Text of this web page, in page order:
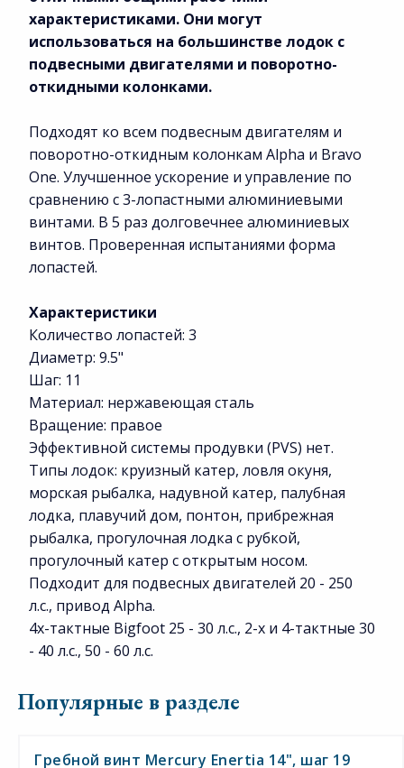
характеристиками. Они могут
использоваться на большинстве лодок с
подвесными двигателями и поворотно-
откидными колонками.
Подходят ко всем подвесным двигателям и
поворотно-откидным колонкам Alpha и Bravo
One. Улучшенное ускорение и управление по
сравнению с 3-лопастными алюминиевыми
винтами. В 5 раз долговечнее алюминиевых
винтов. Проверенная испытаниями форма
лопастей.
Характеристики
Количество лопастей: 3
Диаметр: 9.5"
Шаг: 11
Материал: нержавеющая сталь
Вращение: правое
Эффективной системы продувки (PVS) нет.
Типы лодок: круизный катер, ловля окуня,
морская рыбалка, надувной катер, палубная
лодка, плавучий дом, понтон, прибрежная
рыбалка, прогулочная лодка с рубкой,
прогулочный катер с открытым носом.
Подходит для подвесных двигателей 20 - 250
л.с., привод Alpha.
4х-тактные Bigfoot 25 - 30 л.с., 2-х и 4-тактные 30
- 40 л.с., 50 - 60 л.с.
Популярные в разделе
Гребной винт Mercury Enertia 14", шаг 19